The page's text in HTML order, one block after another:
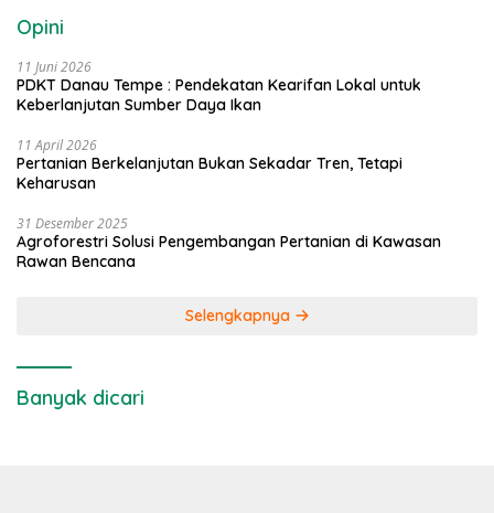
Opini
11 Juni 2026
PDKT Danau Tempe : Pendekatan Kearifan Lokal untuk
Keberlanjutan Sumber Daya Ikan
11 April 2026
Pertanian Berkelanjutan Bukan Sekadar Tren, Tetapi
Keharusan
31 Desember 2025
Agroforestri Solusi Pengembangan Pertanian di Kawasan
Rawan Bencana
Selengkapnya
Banyak dicari